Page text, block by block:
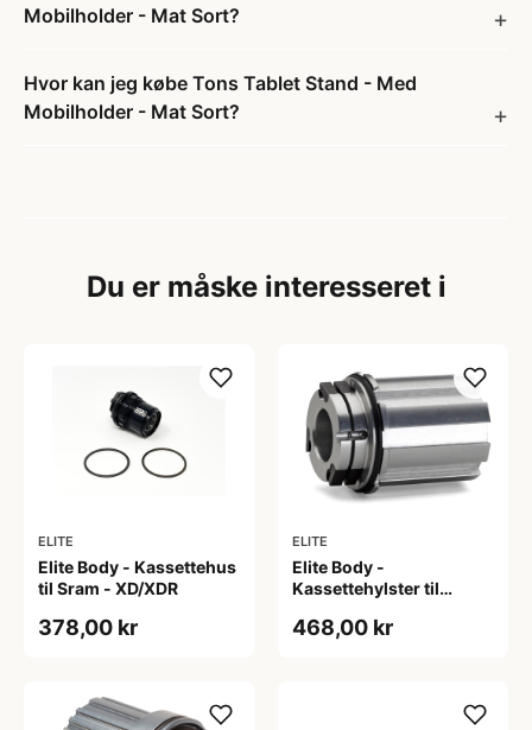
Mobilholder - Mat Sort?
Hvor kan jeg købe Tons Tablet Stand - Med
Mobilholder - Mat Sort?
Du er måske interesseret i
ELITE
Elite Body - Kassettehus
til Sram - XD/XDR
378,00 kr
ELITE
Elite Body -
Kassettehylster til
Campagnolo 9, 10 og 11
468,00 kr